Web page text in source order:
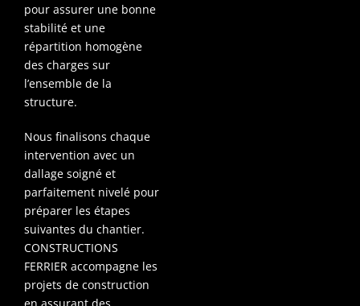
pour assurer une bonne
stabilité et une
répartition homogène
des charges sur
l’ensemble de la
structure.
Nous finalisons chaque
intervention avec un
dallage soigné et
parfaitement nivelé pour
préparer les étapes
suivantes du chantier.
CONSTRUCTIONS
FERRIER accompagne les
projets de construction